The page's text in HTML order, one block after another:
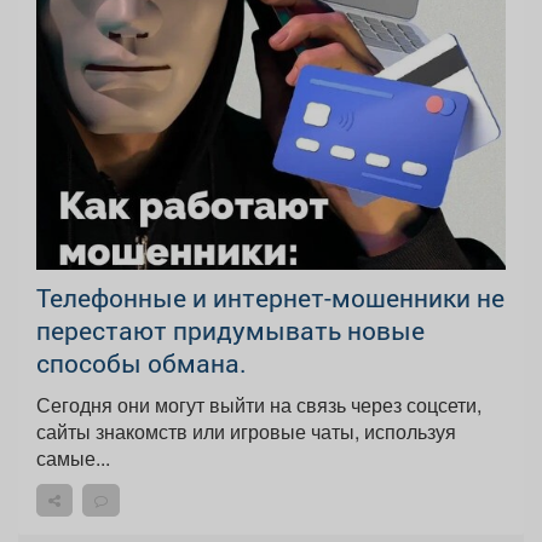
Телефонные и интернет-мошенники не
перестают придумывать новые
способы обмана.
Сегодня они могут выйти на связь через соцсети,
сайты знакомств или игровые чаты, используя
самые...